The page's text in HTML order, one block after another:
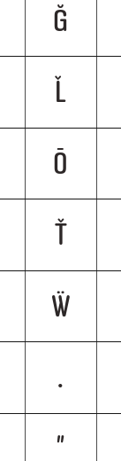
Ğ
Ľ
Ō
Ť
Ẅ
.
"